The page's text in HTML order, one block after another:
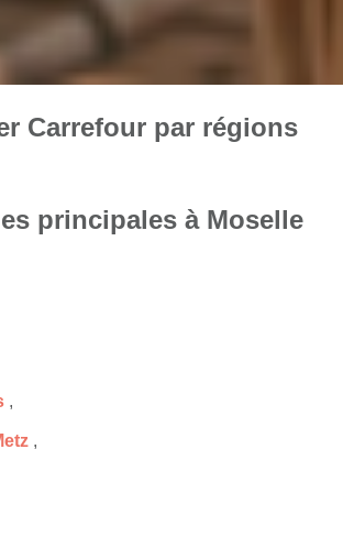
Carrefour par régions
principales à Moselle
,
,